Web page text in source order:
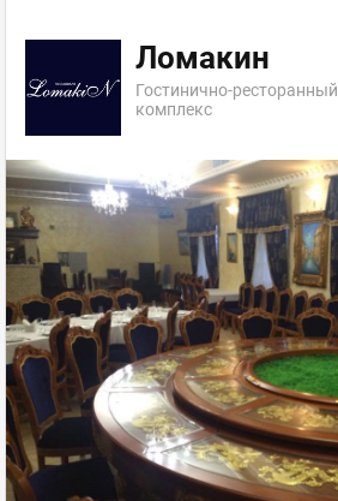
Ломакин
Гостинично-ресторанный
комплекс